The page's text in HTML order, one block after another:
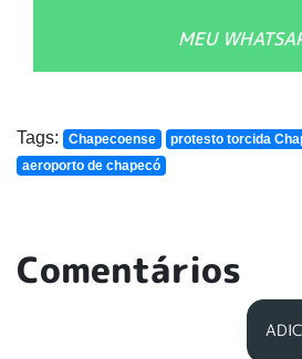
MEU
Tags: Chapecoense
protesto torcida
aeroporto de chapecó
Comentários